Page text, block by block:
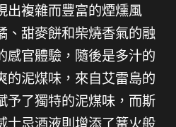
出複雜而豐富的煙燻風
、甜麥餅和柴燒香氣的融
感官體驗，隨後是多汁的
的泥煤味，來自艾雷島的
予了獨特的泥煤味，而斯
士忌酒液則增添了篝火般